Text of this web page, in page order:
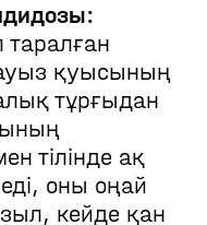
ауыз қуысының
тұрғыдан
тілінде ақ
оны оңай
кейде қан